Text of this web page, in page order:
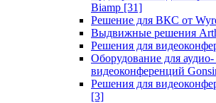
Biamp [31]
Решение для ВКС от
Выдвижные решения
Решения для
Оборудование для аудио-
видеоконференций
Решения для
[3]